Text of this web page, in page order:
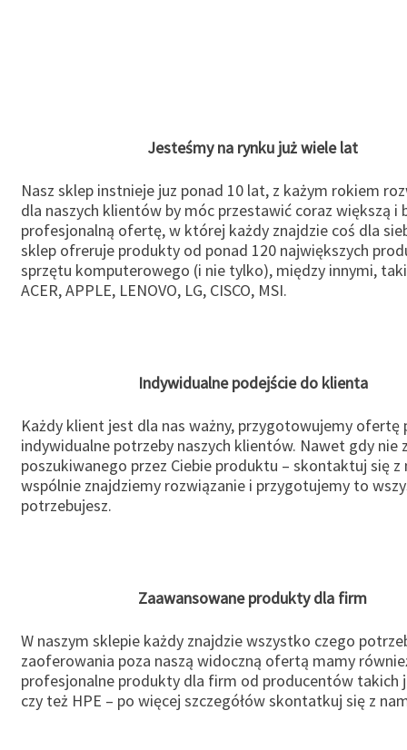
Jesteśmy na rynku już wiele lat
Nasz sklep instnieje juz ponad 10 lat, z każym rokiem
dla naszych klientów by móc przestawić coraz większą i
profesjonalną ofertę, w której każdy znajdzie coś dla
sklep ofreruje produkty od ponad 120 największych
sprzętu komputerowego (i nie tylko), między innymi,
ACER, APPLE, LENOVO, LG, CISCO, MSI.
Indywidualne podejście do klienta
Każdy klient jest dla nas ważny, przygotowujemy ofertę
indywidualne potrzeby naszych klientów. Nawet gdy nie
poszukiwanego przez Ciebie produktu – skontaktuj się z
wspólnie znajdziemy rozwiązanie i przygotujemy to
potrzebujesz.
Zaawansowane produkty dla firm
W naszym sklepie każdy znajdzie wszystko czego
zaoferowania poza naszą widoczną ofertą mamy
profesjonalne produkty dla firm od producentów takich
czy też HPE – po więcej szczegółów skontatkuj się z